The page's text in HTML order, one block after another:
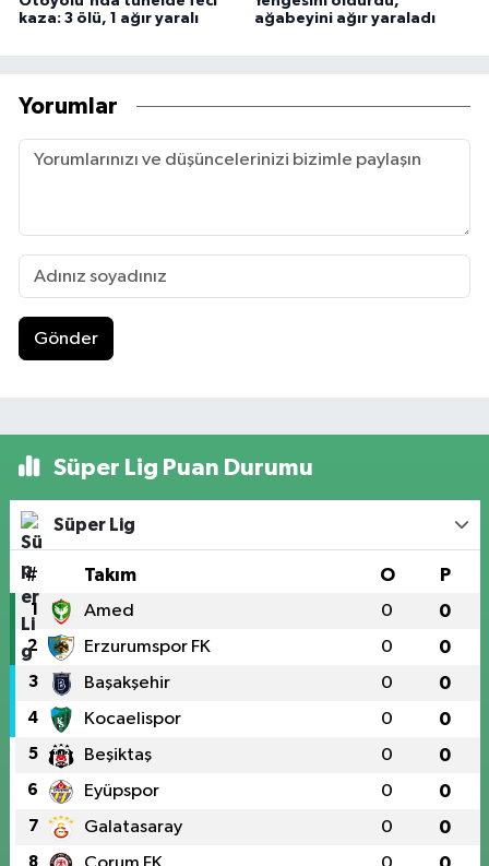
kaza: 3 ölü, 1 ağır yaralı
ağabeyini ağır yaraladı
Yorumlar
Gönder
Süper Lig Puan Durumu
Süper Lig
# Takım O P
1 Amed 0 0
2 Erzurumspor FK 0 0
3 Başakşehir 0 0
4 Kocaelispor 0 0
5 Beşiktaş 0 0
6 Eyüpspor 0 0
7 Galatasaray 0 0
8